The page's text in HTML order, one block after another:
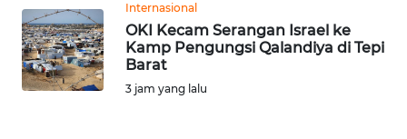
Internasional
OKI Kecam Serangan Israel ke
Kamp Pengungsi Qalandiya di Tepi
Barat
3 jam yang lalu
PEDOMAN
MEDIA
SIBER